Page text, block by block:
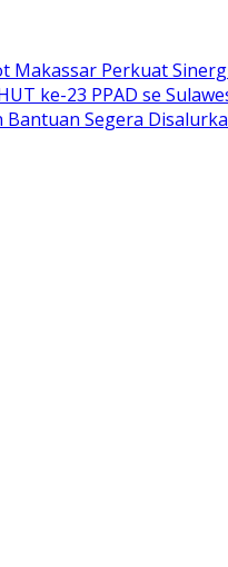
Makassar Perkuat
ke-23 PPAD se
Bantuan Segera